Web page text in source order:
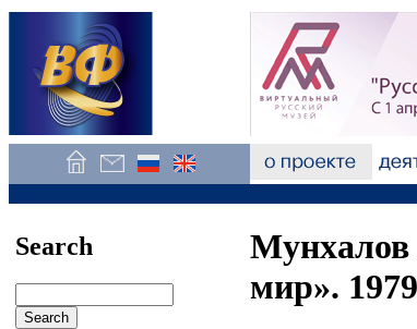
Search
мир». 1979